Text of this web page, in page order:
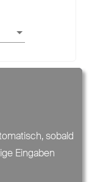
sobald
Eingaben